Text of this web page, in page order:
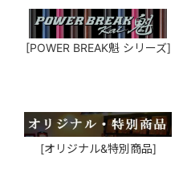
[POWER BREAK魁 シリーズ]
[オリジナル&特別商品]